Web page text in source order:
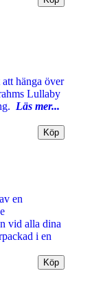
hänga över
Lullaby
Läs mer...
en
vid alla dina
i en